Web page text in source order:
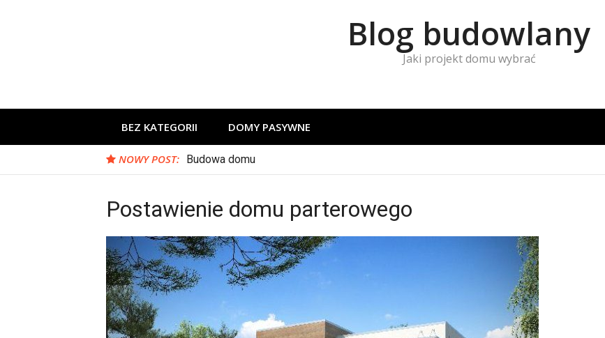
Blog budowlany
Jaki projekt domu wybrać
BEZ KATEGORII DOMY PASYWNE
NOWY POST: Budowa domu
Postawienie domu parterowego